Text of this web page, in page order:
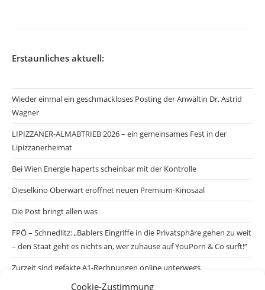
Cookie-Zustimmung
Erstaunliches aktuell:
Wieder einmal ein geschmackloses Posting der Anwältin Dr. Astrid
Wagner
LIPIZZANER-ALMABTRIEB 2026 – ein gemeinsames Fest in der
Lipizzanerheimat
Bei Wien Energie haperts scheinbar mit der Kontrolle
Dieselkino Oberwart eröffnet neuen Premium-Kinosaal
Die Post bringt allen was
FPÖ – Schnedlitz: „Bablers Eingriffe in die Privatsphäre gehen zu weit
– den Staat geht es nichts an, wer zuhause auf YouPorn & Co surft!“
Zurzeit sind gefakte A1-Rechnungen online unterwegs